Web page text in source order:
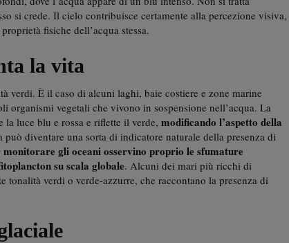
si crede. Il cielo contribuisce certamente alla percezione visiva,
fisiche dell’acqua stessa.
la vita
verdi. È il caso di alcuni laghi, baie costiere e zone marine
organismi vegetali che vivono in sospensione nell’acqua. La
la luce blu e rossa e riflette il verde, modificando l’aspetto della
può diventare una sorta di indicatore naturale della presenza di
gli oceani osservino proprio le sfumature
su scala globale. Alcuni dei mari più ricchi di
tonalità verdi o verde-azzurre, che raccontano la presenza di